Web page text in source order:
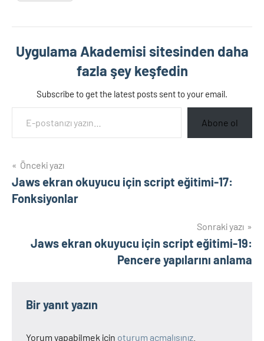
Uygulama Akademisi sitesinden daha
fazla şey keşfedin
Subscribe to get the latest posts sent to your email.
E-postanızı yazın…
Abone ol
Yazı
gezinmesi
Önceki yazı
Jaws ekran okuyucu için script eğitimi-17:
Fonksiyonlar
Sonraki yazı
Jaws ekran okuyucu için script eğitimi-19:
Pencere yapılarını anlama
Bir yanıt yazın
Yorum yapabilmek için oturum açmalısınız